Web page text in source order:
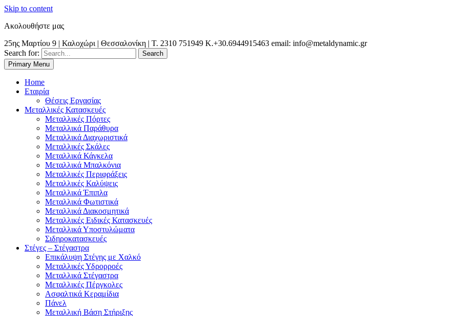
Skip to content
Ακολουθήστε μας
25ης Μαρτίου 9 | Καλοχώρι | Θεσσαλονίκη | Τ. 2310 751949 K.+30.6944915463 email: info@metaldynamic.gr
Search for:
Θεσσαλονίκη | Χαλκιδική | Κιλκίς | Καβάλα| Σέρρες | Δράμα | Ξάνθη | Αλεξανδρούπολη | Κομοτηνή | Βέροια | Ελλάδα | Λάρισα | Βόλος | Αθήνα
Primary Menu
Home
Εταιρία
Θέσεις Εργασίας
Μεταλλικές Κατασκευές
Μεταλλικές Πόρτες
Μεταλλικά Παράθυρα
Μεταλλικά Διαχωριστικά
Μεταλλικές Σκάλες
Μεταλλικά Κάγκελα
Μεταλλικά Μπαλκόνια
Μεταλλικές Περιφράξεις
Μεταλλικές Καλύψεις
Μεταλλικά Έπιπλα
Μεταλλικά Φωτιστικά
Μεταλλικά Διακοσμητικά
Μεταλλικές Ειδικές Κατασκευές
Μεταλλικά Υποστυλώματα
Σιδηροκατασκευές
Στέγες – Στέγαστρα
Επικάλυψη Στέγης με Χαλκό
Μεταλλικές Υδρορροές
Μεταλλικά Στέγαστρα
Μεταλλικές Πέργκολες
Ασφαλτικά Κεραμίδια
Πάνελ
Μεταλλική Βάση Στήριξης